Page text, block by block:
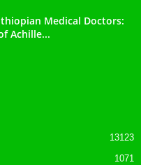
Medical Doctors:
Achille...
13123
1071